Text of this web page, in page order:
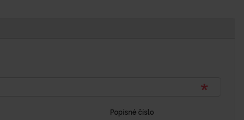
Popisné číslo